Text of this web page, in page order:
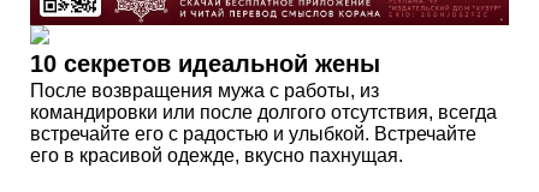
10 секретов идеальной жены
После возвращения мужа с работы, из
командировки или после долгого отсутствия, всегда
встречайте его с радостью и улыбкой. Встречайте
его в красивой одежде, вкусно пахнущая.